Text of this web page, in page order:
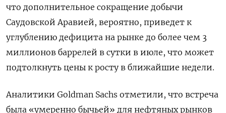
что дополнительное сокращение добычи
Саудовской Аравией, вероятно, приведет к
углублению дефицита на рынке до более чем 3
миллионов баррелей в сутки в июле, что может
подтолкнуть цены к росту в ближайшие недели.
Аналитики Goldman Sachs отметили, что встреча
была «умеренно бычьей» для нефтяных рынков